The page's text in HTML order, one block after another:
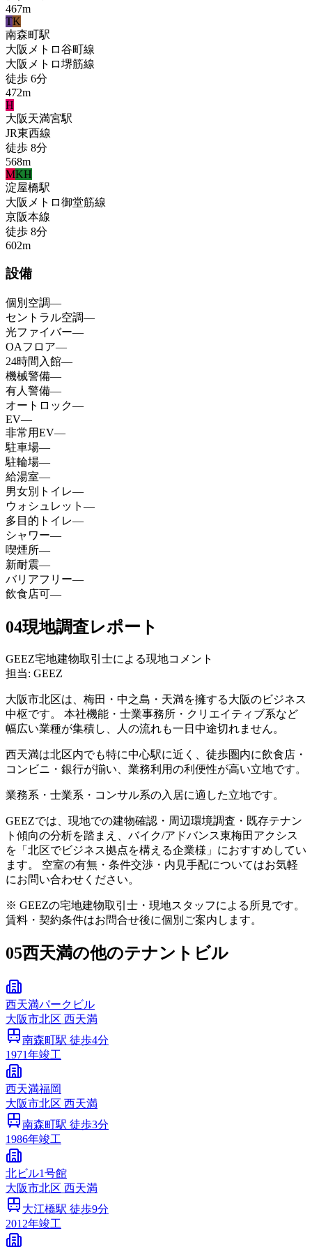
467m
TK
南森町駅
大阪メトロ谷町線
大阪メトロ堺筋線
徒歩 6分
472m
H
大阪天満宮駅
JR東西線
徒歩 8分
568m
MKH
淀屋橋駅
大阪メトロ御堂筋線
京阪本線
徒歩 8分
602m
設備
個別空調—
セントラル空調—
光ファイバー—
OAフロア—
24時間入館—
機械警備—
有人警備—
オートロック—
EV—
非常用EV—
駐車場—
駐輪場—
給湯室—
男女別トイレ—
ウォシュレット —
多目的トイレ—
シャワー—
喫煙所—
新耐震—
バリアフリー—
飲食店可—
04現地調査レポート
GEEZ宅地建物取引士による現地コメント
担当: GEEZ
大阪市北区は、梅田・中之島・天満を擁する大阪のビジネス
中枢です。 本社機能・士業事務所・クリエイティブ系など
幅広い業種が集積し、人の流れも一日中途切れません。
西天満は北区内でも特に中心駅に近く、徒歩圏内に飲食店・
コンビニ・銀行が揃い、業務利用の利便性が高い立地です。
業務系・士業系・コンサル系の入居に適した立地です。
GEEZでは、現地での建物確認・周辺環境調査・既存テナン
ト傾向の分析を踏まえ、バイク/アドバンス東梅田アクシス
を「北区でビジネス拠点を構える企業様」におすすめしてい
ます。 空室の有無・条件交渉・内見手配についてはお気軽
にお問い合わせください。
※ GEEZの宅地建物取引士・現地スタッフによる所見です。
賃料・契約条件はお問合せ後に個別ご案内します。
05西天満の他のテナントビル
西天満パークビル
大阪市北区 西天満
南森町駅 徒歩4分
1971年竣工
西天満福岡
大阪市北区 西天満
南森町駅 徒歩3分
1986年竣工
北ビル1号館
大阪市北区 西天満
大江橋駅 徒歩9分
2012年竣工